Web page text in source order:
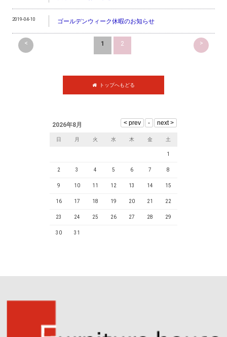
2019-04-10 ゴールデンウィーク休暇のお知らせ
< 1 2 >
トップへもどる
2026年8月
日 月 火 水 木 金 土
1
2 3 4 5 6 7 8
9 10 11 12 13 14 15
16 17 18 19 20 21 22
23 24 25 26 27 28 29
30 31